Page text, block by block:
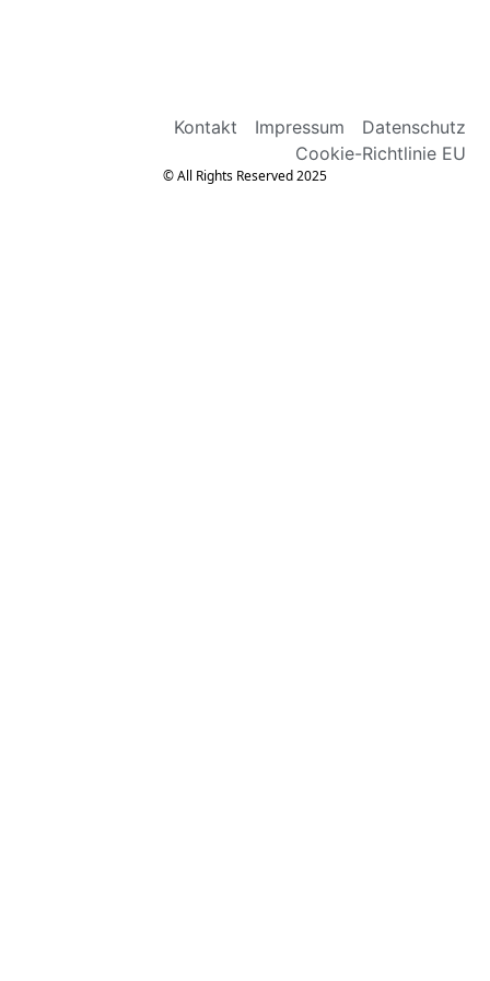
Kontakt Impressum
Datenschutz
Cookie-Richtlinie EU
© All Rights Reserved 2025